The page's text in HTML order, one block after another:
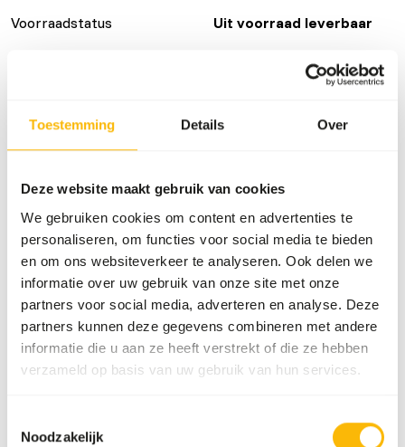
Toestemming Details Over
Deze website maakt gebruik van cookies
We gebruiken cookies om content en advertenties te
personaliseren, om functies voor social media te bieden
en om ons websiteverkeer te analyseren. Ook delen we
informatie over uw gebruik van onze site met onze
partners voor social media, adverteren en analyse. Deze
partners kunnen deze gegevens combineren met andere
informatie die u aan ze heeft verstrekt of die ze hebben
verzameld op basis van uw gebruik van hun services.
Noodzakelijk
Voorraadstatus
Uit voorraad leverbaar
Voedingsadvies
Meng 2 delen poeder met 1,5 deel water, druk dit aan in
een geschikte bak en laat het opstijven tot een cake die in
stukken gesneden kan worden. Het gemengde product
mag maximaal 2 dagen in de koelkast bewaard worden. Dit
dieet dient te bestaan â€Â?â€Â?uit 50% van de totale
drogestofopname (= 15% droog poeder van het verse
gevoerd worden). Wanneer het product voor het eerst
gevoerd wordt, is het mogelijk dat de dieren het niet direct